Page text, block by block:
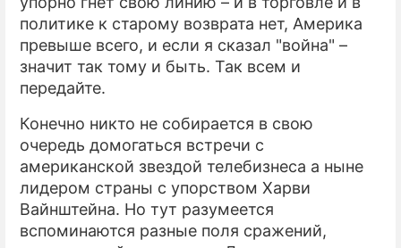
политике к старому возврата нет, Америка
превыше всего, и если я сказал "война" –
значит так тому и быть. Так всем и
передайте.
Конечно никто не собирается в свою
очередь домогаться встречи с
американской звездой телебизнеса а ныне
лидером страны с упорством Харви
Вайнштейна. Но тут разумеется
вспоминаются разные поля сражений,